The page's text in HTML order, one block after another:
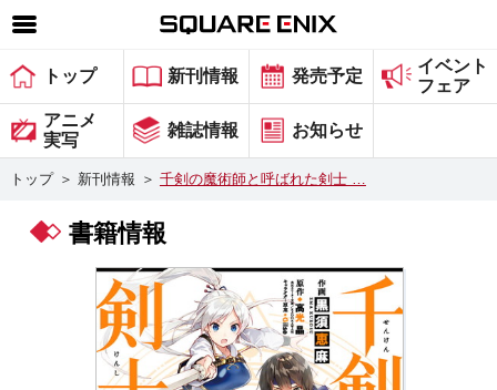
SQUARE ENIX 公式サイトメニュー
ゲーム
マガジン＆ブックス
グッズ
トップ 新刊情報 発売予定
イベント
フェア
アニメ
実写
雑誌情報 お知らせ
トップ ＞ 新刊情報 ＞ 千剣の魔術師と呼ばれた剣士 …
書籍情報